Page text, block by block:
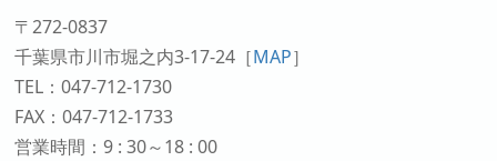
〒272-0837
千葉県市川市堀之内3-17-24 ［MAP］
TEL：047-712-1730
FAX：047-712-1733
営業時間：9 : 30～18 : 00